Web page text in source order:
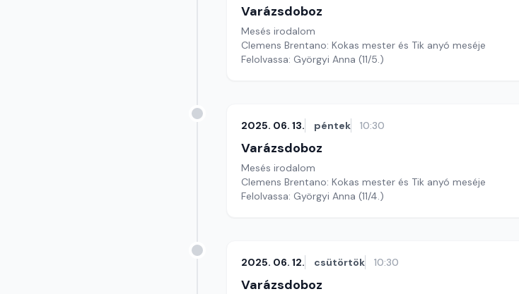
Varázsdoboz
Mesés irodalom
Clemens Brentano: Kokas mester és Tik anyó meséje
Felolvassa: Györgyi Anna (11/5.)
2025. 06. 13. péntek 10:30
Varázsdoboz
Mesés irodalom
Clemens Brentano: Kokas mester és Tik anyó meséje
Felolvassa: Györgyi Anna (11/4.)
2025. 06. 12. csütörtök 10:30
Varázsdoboz